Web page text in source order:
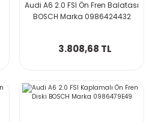
Audi A6 2.0 FSI Ön Fren Balatası
BOSCH Marka 0986424432
3.808,68 TL